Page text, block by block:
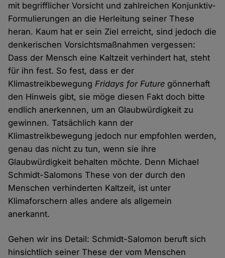
mit begrifflicher Vorsicht und zahlreichen Konjunktiv-
Formulierungen an die Herleitung seiner These
heran. Kaum hat er sein Ziel erreicht, sind jedoch die
denkerischen Vorsichtsmaßnahmen vergessen:
Dass der Mensch eine Kaltzeit verhindert hat, steht
für ihn fest. So fest, dass er der
KlimastreikbewegungFridays for Future gönnerhaft
den Hinweis gibt, sie möge diesen Fakt doch bitte
endlich anerkennen, um an Glaubwürdigkeit zu
gewinnen. Tatsächlich kann der
Klimastreikbewegung jedoch nur empfohlen werden,
genau das nicht zu tun, wenn sie ihre
Glaubwürdigkeit behalten möchte. Denn Michael
Schmidt-Salomons These von der durch den
Menschen verhinderten Kaltzeit, ist unter
Klimaforschern alles andere als allgemein
anerkannt.
Gehen wir ins Detail: Schmidt-Salomon beruft sich
hinsichtlich seiner These der vom Menschen